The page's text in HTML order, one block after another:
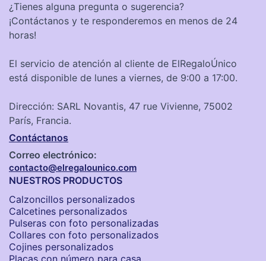
¿Tienes alguna pregunta o sugerencia?
¡Contáctanos y te responderemos en menos de 24
horas!
El servicio de atención al cliente de ElRegaloÚnico
está disponible de lunes a viernes, de 9:00 a 17:00.
Dirección: SARL Novantis, 47 rue Vivienne, 75002
París, Francia.
Contáctanos
Correo electrónico:
contacto@elregalounico.com
NUESTROS PRODUCTOS
Calzoncillos personalizados​
Calcetines personalizados
Pulseras con foto personalizadas
Collares con foto personalizados
Cojines personalizados